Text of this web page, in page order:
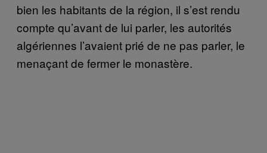
bien les habitants de la région, il s’est rendu
compte qu’avant de lui parler, les autorités
algériennes l’avaient prié de ne pas parler, le
menaçant de fermer le monastère.